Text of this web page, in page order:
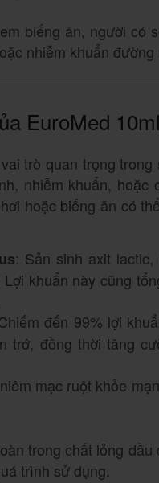
biếng ăn, người có
nhiễm khuẩn đường
EuroMed 10ml
trò quan trọng
nhiễm khuẩn,
hoặc biếng ăn có
: Sản sinh axit
khuẩn này cũng
đến 99% lợi
trớ, đồng thời tăng
mạc ruột khỏe
trong chất lỏng
trình sử dụng.